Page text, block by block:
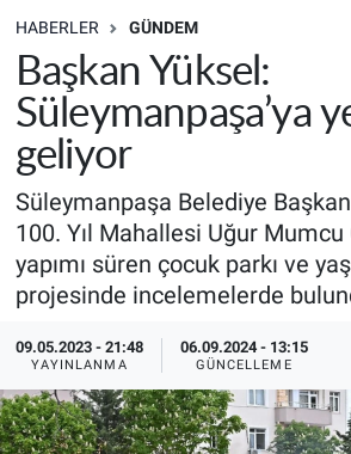
HABERLER GÜNDEM
Başkan Yüksel:
Süleymanpaşa’ya
geliyor
Süleymanpaşa Belediye
100. Yıl Mahallesi Uğur Mumcu
yapımı süren çocuk parkı ve
projesinde incelemelerde
09.05.2023 - 21:48
YAYINLANMA
06.09.2024 - 13:15
GÜNCELLEME